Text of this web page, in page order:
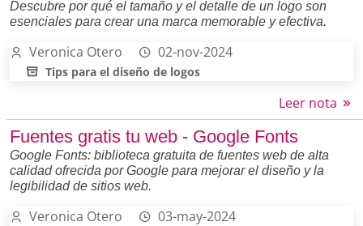
Descubre por qué el tamaño y el detalle de un logo son
esenciales para crear una marca memorable y efectiva.
Veronica Otero 02-nov-2024
Tips para el diseño de logos
Leer nota
Fuentes gratis tu web - Google Fonts
Google Fonts: biblioteca gratuita de fuentes web de alta
calidad ofrecida por Google para mejorar el diseño y la
legibilidad de sitios web.
Veronica Otero 03-may-2024